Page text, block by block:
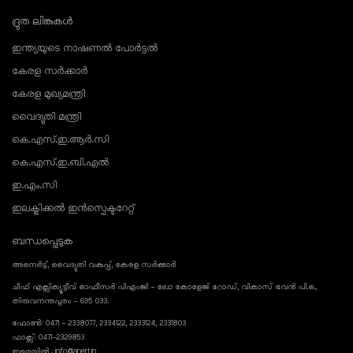
ദ്രുത ലിങ്കുകൾ
ഇന്ത്യയുടെ നാഷണൽ പോർട്ടൽ
കേരള സർക്കാർ
കേരള മുഖ്യമന്ത്രി
വൈദ്യുതി മന്ത്രി
കെ.എസ്.ഇ.ആർ.സി
കെ.എസ്.ഇ.ബി.എൽ
ഇ.എം.സി
ഇലക്ട്രിക്കൽ ഇൻസ്പെക്ടറേറ്റ്
ബന്ധപ്പെടുക
അനെർട്ട്, വൈദ്യുതി വകുപ്പ്, കേരള സർക്കാർ
ചീഫ് എക്സിക്യൂട്ടീവ് ഓഫീസർ പിഎംജി - ലോ കോളേജ് റോഡ്, വികാസ് ഭവൻ പി.ഒ.,
തിരുവനന്തപുരം - 695 033.
ഫോൺ: 0471 - 2338077, 2334122, 2333124, 2331803
ഫാക്സ്: 0471-2329853